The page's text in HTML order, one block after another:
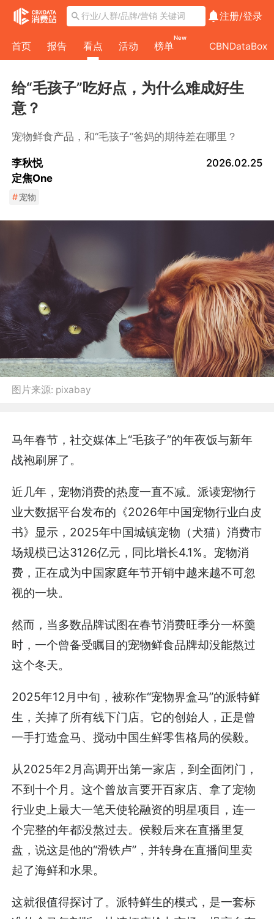
注册/登录
首页 报告 看点 活动 榜单
New
CBNDataBox
给“毛孩子”吃好点，为什么难成好生
意？
宠物鲜食产品，和“毛孩子”爸妈的期待差在哪里？
李秋悦
定焦One
2026.02.25
#宠物
图片来源: pixabay
马年春节，社交媒体上“毛孩子”的年夜饭与新年
战袍刷屏了。
近几年，宠物消费的热度一直不减。派读宠物行
业大数据平台发布的《2026年中国宠物行业白皮
书》显示，2025年中国城镇宠物（犬猫）消费市
场规模已达3126亿元，同比增长4.1%。宠物消
费，正在成为中国家庭年节开销中越来越不可忽
视的一块。
然而，当多数品牌试图在春节消费旺季分一杯羹
时，一个曾备受瞩目的宠物鲜食品牌却没能熬过
这个冬天。
2025年12月中旬，被称作“宠物界盒马”的派特鲜
生，关掉了所有线下门店。它的创始人，正是曾
一手打造盒马、搅动中国生鲜零售格局的侯毅。
从2025年2月高调开出第一家店，到全面闭门，
不到十个月。这个曾放言要开百家店、拿了宠物
行业史上最大一笔天使轮融资的明星项目，连一
个完整的年都没熬过去。侯毅后来在直播里复
盘，说这是他的“滑铁卢”，并转身在直播间里卖
起了海鲜和水果。
这就很值得探讨了。派特鲜生的模式，是一套标